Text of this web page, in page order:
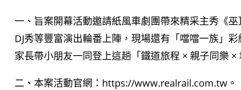
一、旨案開幕活動邀請紙風車劇團帶來精采主秀《
DJ秀等豐富演出輪番上陣，現場還有「噹噹一族」
家長帶小朋友一同登上這趟「鐵道旅程 × 親子同樂
二、本案活動官網：https://www.realrail.com.tw。